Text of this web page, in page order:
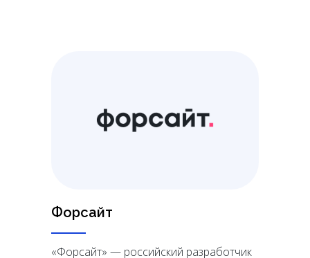
Форсайт
«Форсайт» — российский разработчик